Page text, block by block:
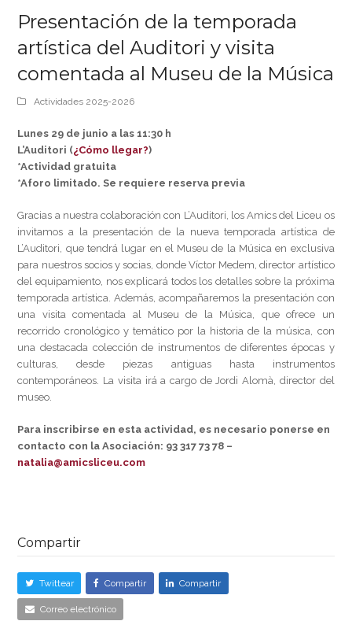
Presentación de la temporada
artística del Auditori y visita
comentada al Museu de la Música
Actividades 2025-2026
Lunes 29 de junio a las 11:30 h
L’Auditori (¿Cómo llegar?)
*Actividad gratuita
*Aforo limitado. Se requiere reserva previa
Gracias a nuestra colaboración con L’Auditori, los Amics del Liceu os
invitamos a la presentación de la nueva temporada artística de
L’Auditori, que tendrá lugar en el Museu de la Música en exclusiva
para nuestros socios y socias, donde Víctor Medem, director artístico
del equipamiento, nos explicará todos los detalles sobre la próxima
temporada artística. Además, acompañaremos la presentación con
una visita comentada al Museu de la Música, que ofrece un
recorrido cronológico y temático por la historia de la música, con
una destacada colección de instrumentos de diferentes épocas y
culturas, desde piezas antiguas hasta instrumentos
contemporáneos. La visita irá a cargo de Jordi Alomà, director del
museo.
Para inscribirse en esta actividad, es necesario ponerse en
contacto con la Asociación: 93 317 73 78 –
natalia@amicsliceu.com
Compartir
Twittear Compartir Compartir
Correo electrónico